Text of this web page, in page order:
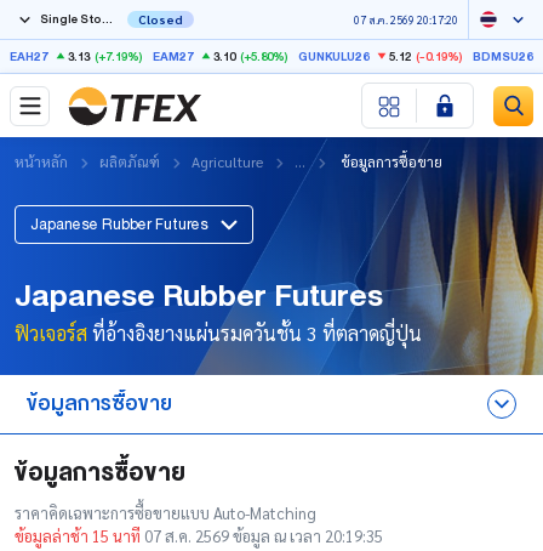
Single Stock Futures Closed 07 ส.ค. 2569 20:17:20
EAH27 3.13 (+7.19%) EAM27 3.10 (+5.80%) GUNKULU26 5.12 (-0.19%) BDMSU26X
หน้าหลัก ผลิตภัณฑ์ Agriculture ... ข้อมูลการซื้อขาย
Japanese Rubber Futures
Japanese Rubber Futures
ฟิวเจอร์สที่อ้างอิงยางแผ่นรมควันชั้น 3 ที่ตลาดญี่ปุ่น
ข้อมูลการซื้อขาย
ข้อมูลการซื้อขาย
ลักษณะของสัญญา
ข้อมูลการซื้อขาย
ราคาคิดเฉพาะการซื้อขายแบบ Auto-Matching
ข้อมูลล่าช้า 15 นาที 07 ส.ค. 2569 ข้อมูล ณ เวลา 20:19:35